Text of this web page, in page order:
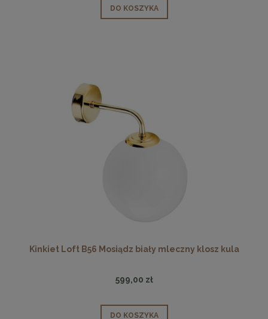
DO KOSZYKA
Kinkiet Loft B56 Mosiądz biały mleczny klosz kula
599,00 zł
DO KOSZYKA